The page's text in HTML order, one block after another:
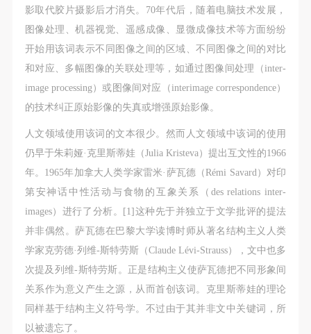
影取代胶片摄影后才消失。70年代后，随着电脑技术发展，
图像处理、机器视觉、遥感成像、显微成像技术等方面纷纷
开始用该词表示不同图像之间的区域、不同图像之间的对比
和对应、多幅图像的关联处理等，如通过图像间处理（inter-
image processing）或图像间对应（interimage correspondence）
的技术纠正原始影像的失真或增强原始影像。
人文领域使用该词的文本很少。然而人文领域中该词的使用
仍早于朱莉娅·克里斯蒂娃（Julia Kristeva）提出互文性的1966
年。1965年加拿大人类学家雷米·萨瓦德（Rémi Savard）对印
第安神话中性活动与食物的互象关系（des relations inter-
images）进行了分析。[1]这种先于并独立于文学批评的提法
并非偶然。萨瓦德在巴黎大学读博时师从著名结构主义人类
学家克劳德·列维-斯特劳斯（Claude Lévi-Strauss），文中也多
次提及列维-斯特劳斯。正是结构主义使萨瓦德把不同形象间
关系作为意义产生之源，从而首创该词。克里斯蒂娃的理论
同样基于结构主义符号学。不过由于其并非文中关键词，所
以被遗忘了。
文、组织规定进行协商和赔偿。并追究相应的法律责
任和经济责任。
第六条
参与活动者在参与活动时应当在美术馆工作人员及活
动导师、教师指导下进行，并正确的使用活动中所涉
及到的绘画工具、创作材料及配套设备、设施，若参
与者因个人原因在使用相应绘画工具、创作材料及配
套设备、设施造成个人受伤、伤害他人及造成相应工
具、材料、设备或设施的故障或损坏。参与活动者应
当承当相应的全部责任，并主动赔偿相应的经济损
失。活动中任何非事故当事人及美术馆将不承担人身
事故的任何责任。
中央美术学院美术馆肖像权许可使用协议
根据《中华人民共和国广告法》、《中华人民共和国
民法通则》以及 最高人民法院关于贯彻执行 《中华
人民共和国民法通则》若干问题的意见（试行）>的
有关规定，为明确肖像许可方（甲方）和使用方（乙
文、组织规定进行协商和赔偿。并追究相应的法律责
任和经济责任。
第六条
参与活动者在参与活动时应当在美术馆工作人员及活
动导师、教师指导下进行，并正确的使用活动中所涉
及到的绘画工具、创作材料及配套设备、设施，若参
与者因个人原因在使用相应绘画工具、创作材料及配
套设备、设施造成个人受伤、伤害他人及造成相应工
具、材料、设备或设施的故障或损坏。参与活动者应
当承当相应的全部责任，并主动赔偿相应的经济损
失。活动中任何非事故当事人及美术馆将不承担人身
事故的任何责任。
中央美术学院美术馆肖像权许可使用协议
根据《中华人民共和国广告法》、《中华人民共和国
民法通则》以及 最高人民法院关于贯彻执行 《中华
人民共和国民法通则》若干问题的意见（试行）>的
有关规定，为明确肖像许可方（甲方）和使用方（乙
文、组织规定进行协商和赔偿。并追究相应的法律责
任和经济责任。
第六条
参与活动者在参与活动时应当在美术馆工作人员及活
动导师、教师指导下进行，并正确的使用活动中所涉
及到的绘画工具、创作材料及配套设备、设施，若参
与者因个人原因在使用相应绘画工具、创作材料及配
套设备、设施造成个人受伤、伤害他人及造成相应工
具、材料、设备或设施的故障或损坏。参与活动者应
当承当相应的全部责任，并主动赔偿相应的经济损
失。活动中任何非事故当事人及美术馆将不承担人身
事故的任何责任。
中央美术学院美术馆肖像权许可使用协议
根据《中华人民共和国广告法》、《中华人民共和国
民法通则》以及 最高人民法院关于贯彻执行 《中华
人民共和国民法通则》若干问题的意见（试行）>的
有关规定，为明确肖像许可方（甲方）和使用方（乙